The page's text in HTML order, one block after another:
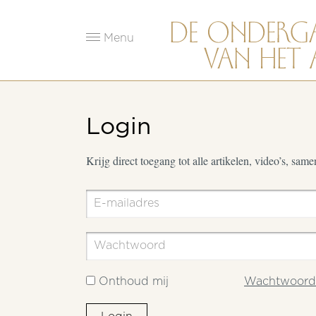
Menu
Login
Krijg direct toegang tot alle artikelen, video’s,
Onthoud mij